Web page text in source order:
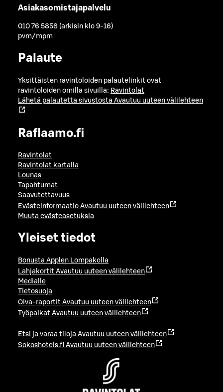
Asiakasomistajapalvelu
010 76 5858 (arkisin klo 9-16)
pvm/mpm
Palaute
Yksittäisten ravintoloiden palautelinkit ovat
ravintoloiden omilla sivuilla: Ravintolat
Lähetä palautetta sivustosta Avautuu uuteen välilehteen
Raflaamo.fi
Ravintolat
Ravintolat kartalla
Lounas
Tapahtumat
Saavutettavuus
Evästeinformaatio Avautuu uuteen välilehteen
Muuta evästeasetuksia
Yleiset tiedot
Bonusta Applen Lompakolla
Lahjakortit Avautuu uuteen välilehteen
Medialle
Tietosuoja
Oiva-raportit Avautuu uuteen välilehteen
Työpaikat Avautuu uuteen välilehteen
Etsi ja varaa tiloja Avautuu uuteen välilehteen
Sokoshotels.fi Avautuu uuteen välilehteen